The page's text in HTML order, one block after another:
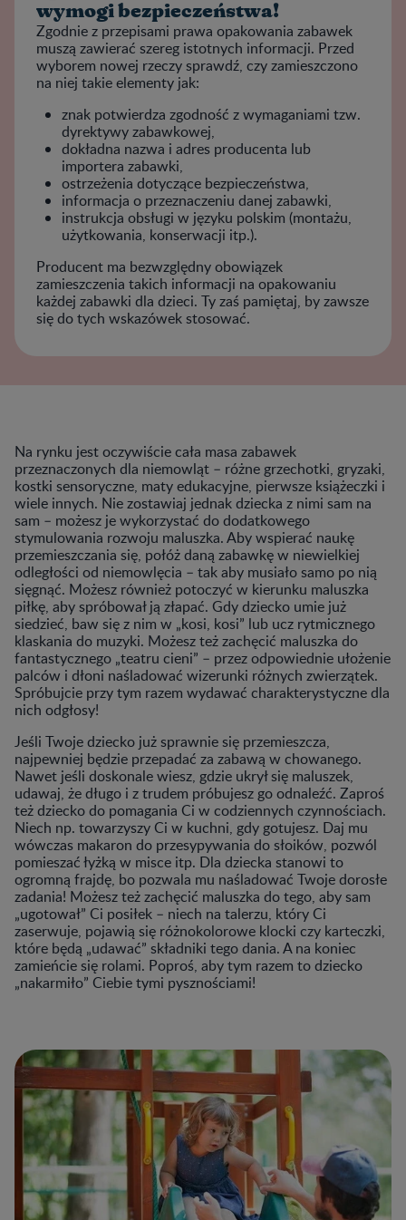
wymogi bezpieczeństwa!
Zgodnie z przepisami prawa opakowania zabawek
muszą zawierać szereg istotnych informacji. Przed
wyborem nowej rzeczy sprawdź, czy zamieszczono
na niej takie elementy jak:
znak potwierdza zgodność z wymaganiami tzw.
dyrektywy zabawkowej,
dokładna nazwa i adres producenta lub
importera zabawki,
ostrzeżenia dotyczące bezpieczeństwa,
informacja o przeznaczeniu danej zabawki,
instrukcja obsługi w języku polskim (montażu,
użytkowania, konserwacji itp.).
Producent ma bezwzględny obowiązek
zamieszczenia takich informacji na opakowaniu
każdej zabawki dla dzieci. Ty zaś pamiętaj, by zawsze
się do tych wskazówek stosować.
Na rynku jest oczywiście cała masa zabawek
przeznaczonych dla niemowląt – różne grzechotki, gryzaki,
kostki sensoryczne, maty edukacyjne, pierwsze książeczki i
wiele innych. Nie zostawiaj jednak dziecka z nimi sam na
sam – możesz je wykorzystać do dodatkowego
stymulowania rozwoju maluszka. Aby wspierać naukę
przemieszczania się, połóż daną zabawkę w niewielkiej
odległości od niemowlęcia – tak aby musiało samo po nią
sięgnąć. Możesz również potoczyć w kierunku maluszka
piłkę, aby spróbował ją złapać. Gdy dziecko umie już
siedzieć, baw się z nim w „kosi, kosi” lub ucz rytmicznego
klaskania do muzyki. Możesz też zachęcić maluszka do
fantastycznego „teatru cieni” – przez odpowiednie ułożenie
palców i dłoni naśladować wizerunki różnych zwierzątek.
Spróbujcie przy tym razem wydawać charakterystyczne dla
nich odgłosy!
Jeśli Twoje dziecko już sprawnie się przemieszcza,
najpewniej będzie przepadać za zabawą w chowanego.
Nawet jeśli doskonale wiesz, gdzie ukrył się maluszek,
udawaj, że długo i z trudem próbujesz go odnaleźć. Zaproś
też dziecko do pomagania Ci w codziennych czynnościach.
Niech np. towarzyszy Ci w kuchni, gdy gotujesz. Daj mu
wówczas makaron do przesypywania do słoików, pozwól
pomieszać łyżką w misce itp. Dla dziecka stanowi to
ogromną frajdę, bo pozwala mu naśladować Twoje dorosłe
zadania! Możesz też zachęcić maluszka do tego, aby sam
„ugotował” Ci posiłek – niech na talerzu, który Ci
zaserwuje, pojawią się różnokolorowe klocki czy karteczki,
które będą „udawać” składniki tego dania. A na koniec
zamieńcie się rolami. Poproś, aby tym razem to dziecko
„nakarmiło” Ciebie tymi pysznościami!